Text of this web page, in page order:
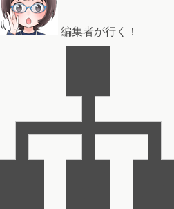
編集者が行く！